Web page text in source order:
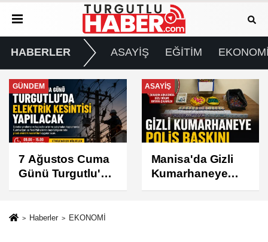
HABERLER ASAYİŞ EĞİTİM
ASAYİŞ
Manisa'da Gizli
Kumarhaneye
Polis Baskını
SPOR
Turgutlu
Belediyespor'un
Fikstürü Belli
Haberler EKONOMİ